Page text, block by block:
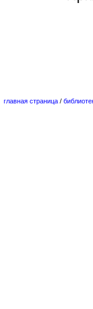
главная страница /